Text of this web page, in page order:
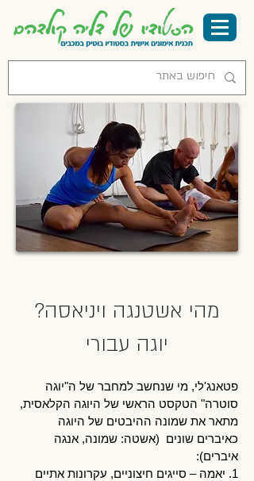
?מהי אשטנגה ויניאסה
יוגה עבורי
פטאנג'לי, מי שנחשב למחבר של ה"יוגה
סוטרה" הטקסט הראשי של היוגה הקלאסית,
מתאר את שמונה ההיבטים של היוגה
כאיברים שונים (אשטה: שמונה, אנגה
איברים):
1. יאמה – סייגים חיצוניים, עקרונות אתיים